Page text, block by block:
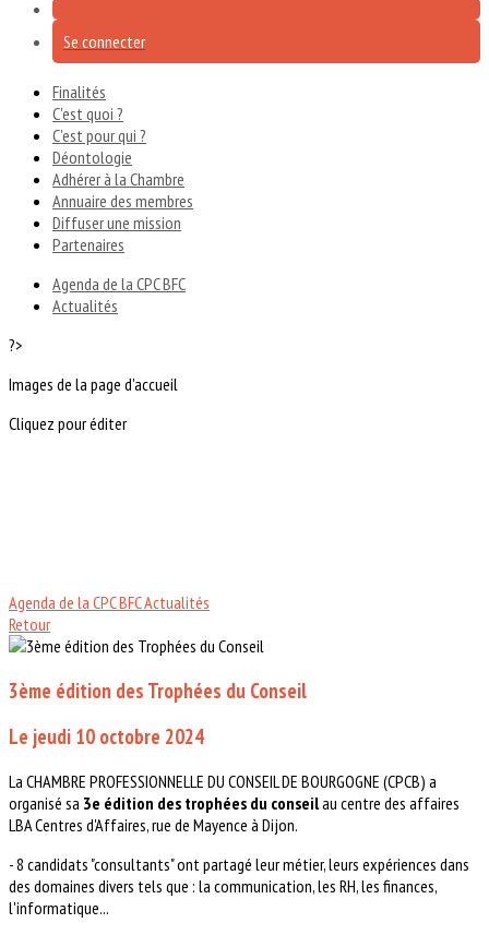
Se connecter
Finalités
C'est quoi ?
C'est pour qui ?
Déontologie
Adhérer à la Chambre
Annuaire des membres
Diffuser une mission
Partenaires
Agenda de la CPC BFC
Actualités
?>
Images de la page d'accueil
Cliquez pour éditer
Agenda de la CPC BFCActualités
Retour
3ème édition des Trophées du Conseil
Le jeudi 10 octobre 2024
La CHAMBRE PROFESSIONNELLE DU CONSEIL DE BOURGOGNE (CPCB) a
organisé sa 3e édition des trophées du conseilau centre des affaires
LBA Centres d'Affaires, rue de Mayence à Dijon.
- 8 candidats "consultants" ont partagé leur métier, leurs expériences dans
des domaines divers tels que : la communication, les RH, les finances,
l'informatique...